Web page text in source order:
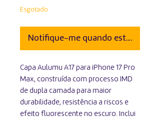
Esgotado
Notifique-me quando estiver
Capa Aulumu A17 para iPhone 17 Pro
Max, construída com processo IMD
de dupla camada para maior
durabilidade, resistência a riscos e
efeito fluorescente no escuro. Inclui